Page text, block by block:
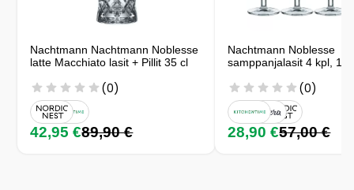
Nachtmann Nachtmann Noblesse
latte Macchiato lasit + Pillit 35 cl
(0)
42,95 €89,90 €
Nachtmann Noblesse
samppanjalasit 4 kpl,
(0)
28,90 €57,00 €